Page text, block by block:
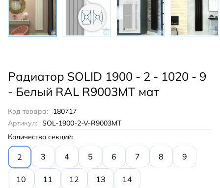
Радиатор SOLID 1900 - 2 - 1020 - 9
- Белый RAL R9003MT мат
Код товара:
180717
Артикул: SOL-1900-2-V-R9003MT
Количество секций:
2 3 4 5 6 7 8 9
10 11 12 13 14